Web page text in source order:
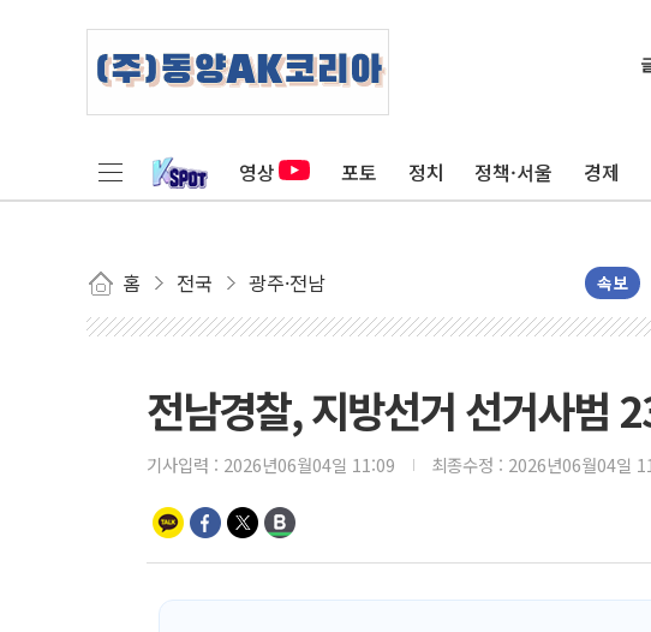
영상 포토 정치 정책·서울 경제
홈 전국 광주·전남 속보
전남경찰, 지방선거 선거사범
기사입력 : 2026년06월04일 11:09 최종수정 : 2026년06월04일